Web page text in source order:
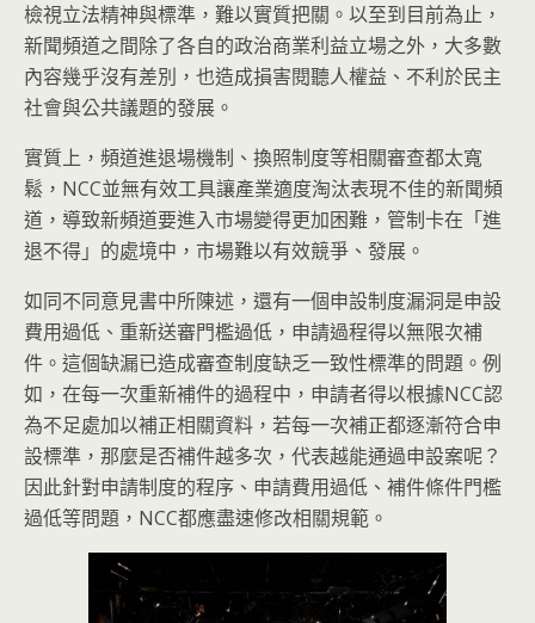
檢視立法精神與標準，難以實質把關。以至到目前為止，
新聞頻道之間除了各自的政治商業利益立場之外，大多數
內容幾乎沒有差別，也造成損害閱聽人權益、不利於民主
社會與公共議題的發展。
實質上，頻道進退場機制、換照制度等相關審查都太寬
鬆，NCC並無有效工具讓產業適度淘汰表現不佳的新聞頻
道，導致新頻道要進入市場變得更加困難，管制卡在「進
退不得」的處境中，市場難以有效競爭、發展。
如同不同意見書中所陳述，還有一個申設制度漏洞是申設
費用過低、重新送審門檻過低，申請過程得以無限次補
件。這個缺漏已造成審查制度缺乏一致性標準的問題。例
如，在每一次重新補件的過程中，申請者得以根據NCC認
為不足處加以補正相關資料，若每一次補正都逐漸符合申
設標準，那麼是否補件越多次，代表越能通過申設案呢？
因此針對申請制度的程序、申請費用過低、補件條件門檻
過低等問題，NCC都應盡速修改相關規範。